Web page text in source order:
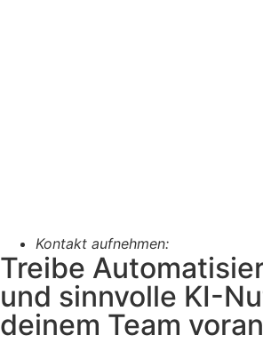
Kontakt aufnehmen:
Treibe
und sinnvolle KI-
deinem Team